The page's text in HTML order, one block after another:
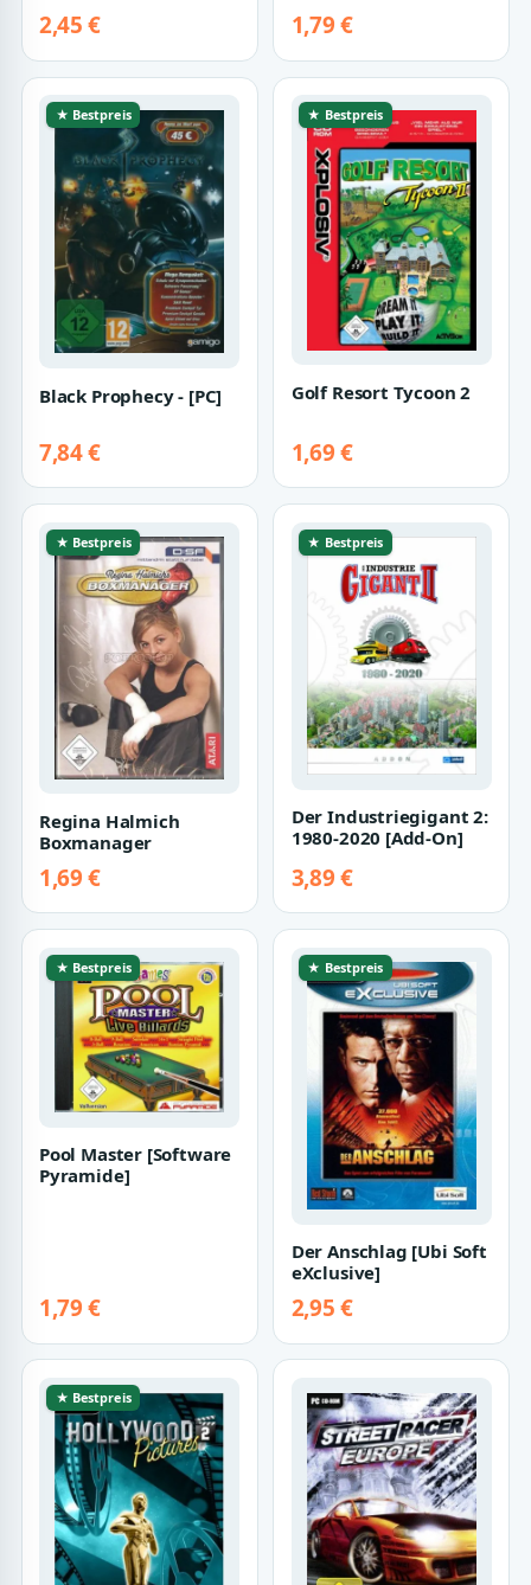
2,45 € 1,79 €
★ Bestpreis
Black Prophecy - [PC]
7,84 €
★ Bestpreis
Golf Resort Tycoon 2
1,69 €
★ Bestpreis
Regina Halmich
Boxmanager
1,69 €
★ Bestpreis
Der Industriegigant 2:
1980-2020 [Add-On]
3,89 €
★ Bestpreis
Pool Master [Software
Pyramide]
1,79 €
★ Bestpreis
Der Anschlag [Ubi Soft
eXclusive]
2,95 €
★ Bestpreis